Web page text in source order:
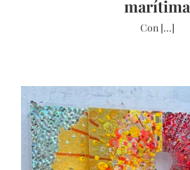
marítima
Con [...]